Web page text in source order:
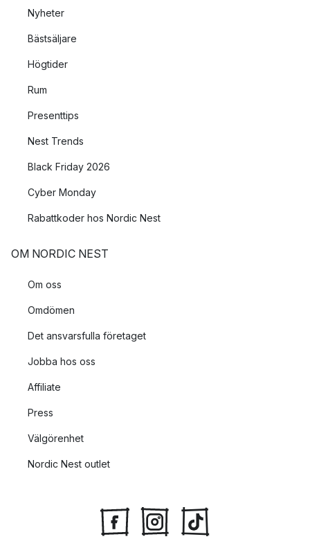
Nyheter
Bästsäljare
Högtider
Rum
Presenttips
Nest Trends
Black Friday 2026
Cyber Monday
Rabattkoder hos Nordic Nest
OM NORDIC NEST
Om oss
Omdömen
Det ansvarsfulla företaget
Jobba hos oss
Affiliate
Press
Välgörenhet
Nordic Nest outlet